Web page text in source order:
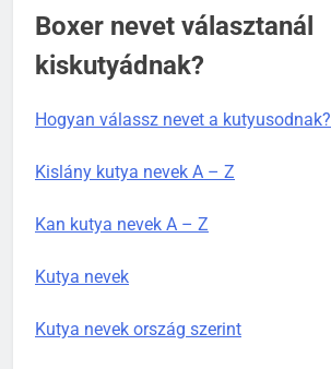
Boxer nevet választanál
kiskutyádnak?
Hogyan válassz nevet a kutyusodnak?
Kislány kutya nevek A – Z
Kan kutya nevek A – Z
Kutya nevek
Kutya nevek ország szerint